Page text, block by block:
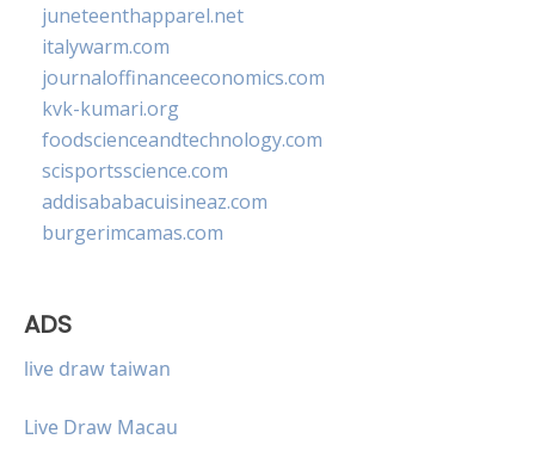
juneteenthapparel.net
italywarm.com
journaloffinanceeconomics.com
kvk-kumari.org
foodscienceandtechnology.com
scisportsscience.com
addisababacuisineaz.com
burgerimcamas.com
ADS
live draw taiwan
Live Draw Macau